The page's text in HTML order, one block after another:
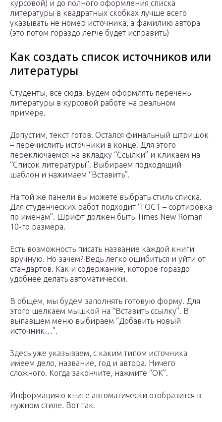
курсовой) и до полного оформления списка
литературы в квадратных скобках лучше всего
указывать не номер источника, а фамилию автора
(это потом гораздо легче будет исправить)
Как создать список источников или
литературы
Студенты, все сюда. Будем оформлять перечень
литературы в курсовой работе на реальном
примере.
Допустим, текст готов. Остался финальный штришок
– перечислить источники в конце. Для этого
переключаемся на вкладку “Ссылки” и кликаем на
“Список литературы”. Выбираем подходящий
шаблон и нажимаем “Вставить”.
На той же панели вы можете выбрать стиль списка.
Для студенческих работ подходит “ГОСТ – сортировка
по именам”. Шрифт должен быть Times New Roman
10-го размера.
Есть возможность писать название каждой книги
вручную. Но зачем? Ведь легко ошибиться и уйти от
стандартов. Как и содержание, которое гораздо
удобнее делать автоматически.
В общем, мы будем заполнять готовую форму. Для
этого щелкаем мышкой на “Вставить ссылку”. В
выпавшем меню выбираем “Добавить новый
источник…”.
Здесь уже указываем, с каким типом источника
имеем дело, название, год и автора. Ничего
сложного. Когда закончите, нажмите “ОК”.
Информация о книге автоматически отобразится в
нужном стиле. Вот так.